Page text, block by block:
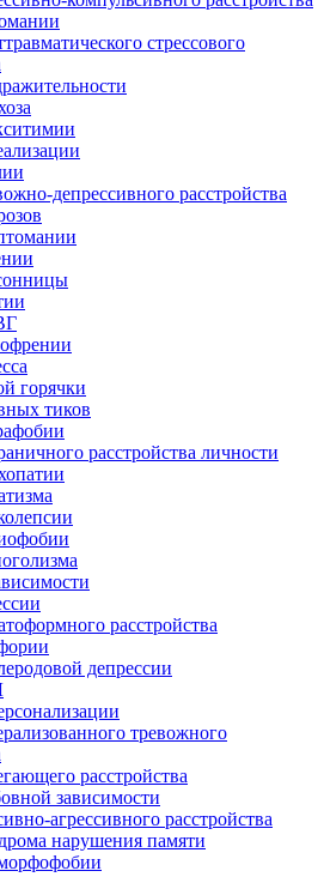
стрессового
депрессивного расстройства
горячки
тиков
расстройства личности
расстройства
депрессии
тревожного
расстройства
зависимости
агрессивного расстройства
нарушения памяти